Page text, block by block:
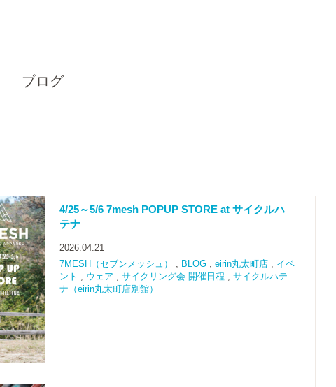
ブログ
4/25～5/6 7mesh POPUP STORE at サイクルハ
テナ
2026.04.21
7MESH（セブンメッシュ）
BLOG, eirin丸太町店, イベ
ント
ウェア サイクリング会 開催日程
サイクルハテ
ナ（eirin丸太町店別館）